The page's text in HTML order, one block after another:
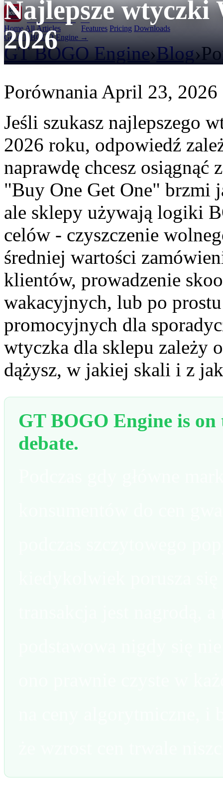
GT BOGO
Engine
Home All Articles Features Pricing Downloads
Get GT BOGO Engine →
GT BOGO Engine›Blog›
Najlepsze wtyczki
2026
Porównania April 23, 2026
Jeśli szukasz najlepszego
2026 roku, odpowiedź
naprawdę chcesz osiągnąć
"Buy One Get One" brzmi
ale sklepy używają logiki
celów - czyszczenie
średniej wartości
klientów, prowadzenie
wakacyjnych, lub po
promocyjnych dla
wtyczka dla sklepu zależy
dążysz, w jakiej skali i z
GT BOGO Engine is
debate.